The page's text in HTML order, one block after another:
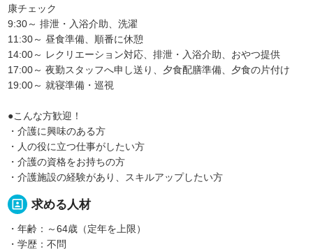
康チェック
9:30～ 排泄・入浴介助、洗濯
11:30～ 昼食準備、順番に休憩
14:00～ レクリエーション対応、排泄・入浴介助、おやつ提供
17:00～ 夜勤スタッフへ申し送り、夕食配膳準備、夕食の片付け
19:00～ 就寝準備・巡視
●こんな方歓迎！
・介護に興味のある方
・人の役に立つ仕事がしたい方
・介護の資格をお持ちの方
・介護施設の経験があり、スキルアップしたい方
portrait 求める人材
・年齢：～64歳（定年を上限）
・学歴：不問